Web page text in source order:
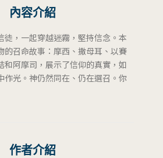
內容介紹
徒，一起穿越迷霧，堅持信念。本
的召命故事：摩西、撒母耳、以賽
和阿摩司，展示了信仰的真實，如
作光。神仍然同在、仍在選召。你
作者介紹